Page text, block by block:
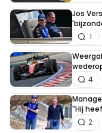
Jos
1
4
"Hij
2